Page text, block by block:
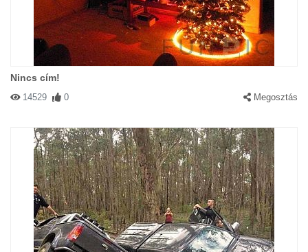
Nincs cím!
14529 0 Megosztás